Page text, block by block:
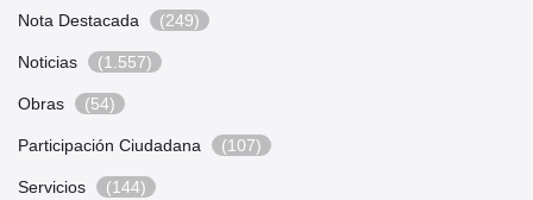
Nota Destacada (249)
Noticias (1.557)
Obras (54)
Participación Ciudadana (107)
Servicios (144)